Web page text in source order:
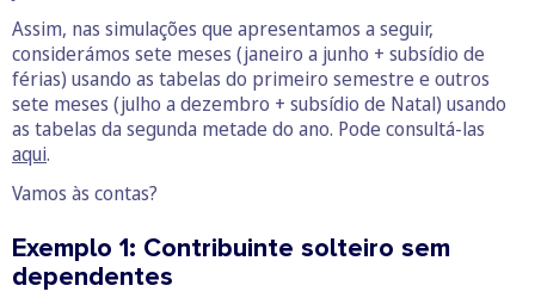
Assim, nas simulações que apresentamos a seguir,
considerámos sete meses (janeiro a junho + subsídio de
férias) usando as tabelas do primeiro semestre e outros
sete meses (julho a dezembro + subsídio de Natal) usando
as tabelas da segunda metade do ano. Pode consultá-las
aqui.
Vamos às contas?
Exemplo 1: Contribuinte solteiro sem
dependentes